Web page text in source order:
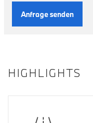
Anfrage senden
HIGHLIGHTS